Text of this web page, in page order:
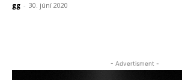
gg - 30. júní 2020
- Advertisment -